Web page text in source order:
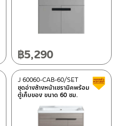
฿5,290
ชุดอ่างล้างหน้าเซรามิคพร้อม
ตู้เก็บของ ขนาด 60 ซม.
J 60060-CAB-60/SET